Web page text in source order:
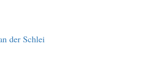
der Schlei